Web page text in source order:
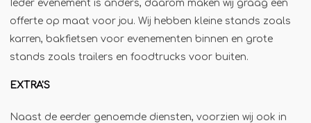
Popcornmachine
Slush
Smoothiebar
Soepkraam
Ieder evenement is anders, daarom maken wij graag een
offerte op maat voor jou. Wij hebben kleine stands zoals
karren, bakfietsen voor evenementen binnen en grote
stands zoals trailers en foodtrucks voor buiten.
EXTRA'S
Naast de eerder genoemde diensten, voorzien wij ook in